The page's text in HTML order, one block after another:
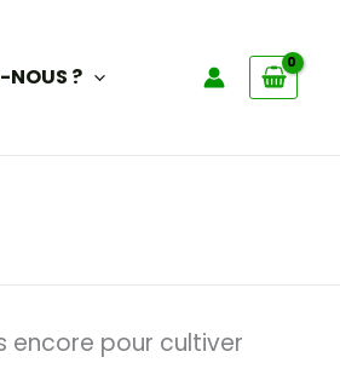
NOUS ?
encore pour cultiver